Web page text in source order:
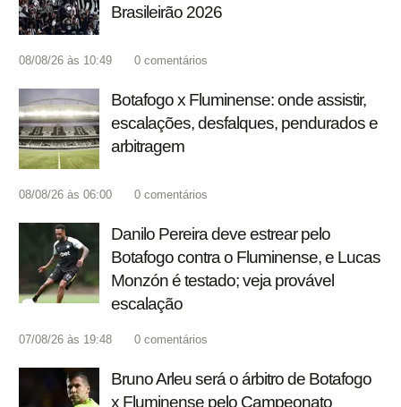
Brasileirão 2026
08/08/26 às 10:49 0 comentários
Botafogo x Fluminense: onde assistir,
escalações, desfalques, pendurados e
arbitragem
08/08/26 às 06:00 0 comentários
Danilo Pereira deve estrear pelo
Botafogo contra o Fluminense, e Lucas
Monzón é testado; veja provável
escalação
07/08/26 às 19:48 0 comentários
Bruno Arleu será o árbitro de Botafogo
x Fluminense pelo Campeonato